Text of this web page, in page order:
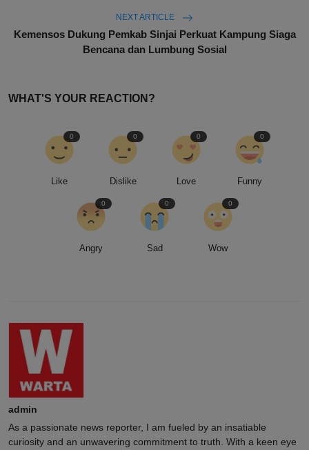
NEXT ARTICLE
Kemensos Dukung Pemkab Sinjai Perkuat Kampung Siaga
Bencana dan Lumbung Sosial
WHAT'S YOUR REACTION?
Like
0
Dislike
0
Love
0
Funny
0
Angry
0
Sad
0
Wow
0
admin
As a passionate news reporter, I am fueled by an insatiable
curiosity and an unwavering commitment to truth. With a keen eye